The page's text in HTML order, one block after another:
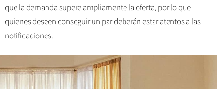
que la demanda supere ampliamente la oferta, por lo que
quienes deseen conseguir un par deberán estar atentos a las
notificaciones.